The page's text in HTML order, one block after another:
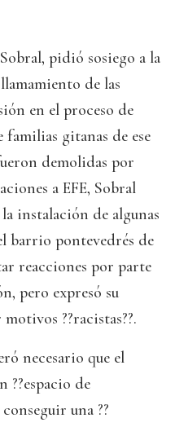
pidió sosiego a la
de las
en el proceso de
gitanas de ese
demolidas por
a EFE, Sobral
instalación de algunas
barrio pontevedrés de
reacciones por parte
pero expresó su
??racistas??.
necesario que el
??espacio de
una ??